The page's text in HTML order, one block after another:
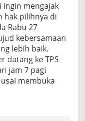
ingin mengajak
hak pilihnya di
Rabu 27
kebersamaan
lebih baik.
datang ke TPS
jam 7 pagi
membuka